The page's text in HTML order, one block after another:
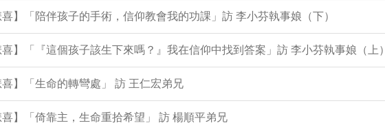
】「陪伴孩子的手術，信仰教會我的功課」訪 李小芬執事娘（下）
】「『這個孩子該生下來嗎？』我在信仰中找到答案」訪 李小芬執事娘（上）
】「生命的轉彎處」 訪 王仁宏弟兄
】「倚靠主，生命重拾希望」 訪 楊順平弟兄